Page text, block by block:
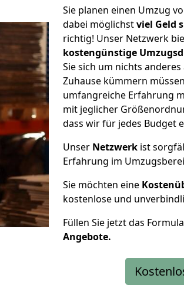
Sie planen einen Umzug
dabei möglichstviel Geld
richtig! Unser Netzwerk
kostengünstige
Sie sich um nichts
Zuhause kümmern
umfangreiche Erfahrung
mit jeglicher
dass wir für jedes Budget
Unser Netzwerk ist
Erfahrung im
Sie möchten eine
kostenlose und
Füllen Sie jetzt das
Angebote.